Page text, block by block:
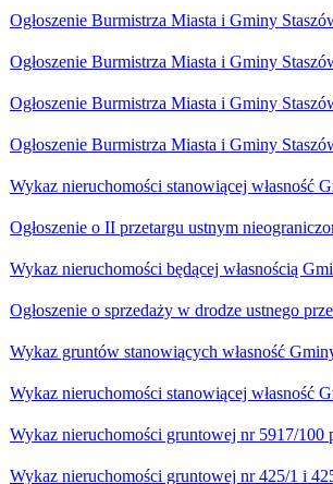
Ogłoszenie Burmistrza Miasta i Gminy
Ogłoszenie Burmistrza Miasta i Gminy
Ogłoszenie Burmistrza Miasta i Gminy
Ogłoszenie Burmistrza Miasta i Gminy
Wykaz nieruchomości stanowiącej własność
Ogłoszenie o II przetargu ustnym
Wykaz nieruchomości będącej własnością
Ogłoszenie o sprzedaży w drodze ustnego
Wykaz gruntów stanowiących własność
Wykaz nieruchomości stanowiącej własność
Wykaz nieruchomości gruntowej nr 5917/100
Wykaz nieruchomości gruntowej nr 425/1 i